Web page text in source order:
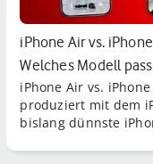
iPhone Air vs.
Welches Modell
Dir?
iPhone Air vs.
produziert mit dem
bislang dünnste